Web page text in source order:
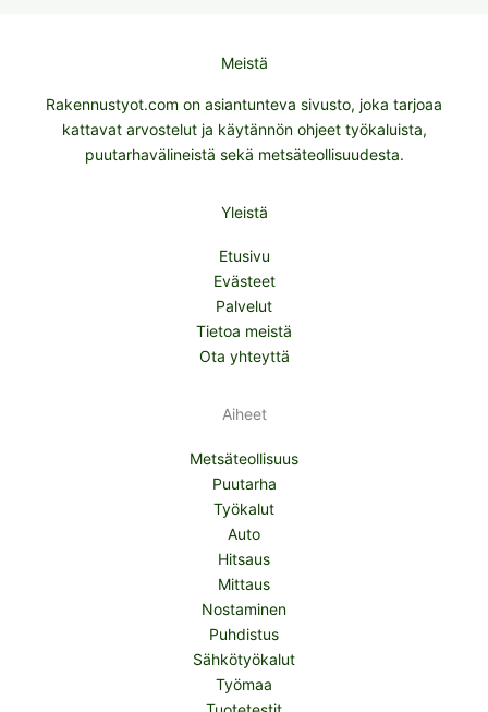
Meistä
Rakennustyot.com on asiantunteva sivusto, joka tarjoaa
kattavat arvostelut ja käytännön ohjeet työkaluista,
puutarhavälineistä sekä metsäteollisuudesta.
Yleistä
Etusivu
Evästeet
Palvelut
Tietoa meistä
Ota yhteyttä
Aiheet
Metsäteollisuus
Puutarha
Työkalut
Auto
Hitsaus
Mittaus
Nostaminen
Puhdistus
Sähkötyökalut
Työmaa